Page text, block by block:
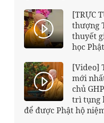
[TRỰC
thượng
thuyết
học
[Video]
mới
chủ
trì tụng
để được Phật hộ